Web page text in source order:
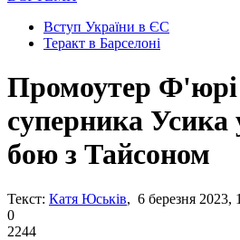
Вступ України в ЄС
Теракт в Барселоні
Промоутер Ф'юрі
суперника Усика
бою з Тайсоном
Текст: Катя Юськів, 6 березня 2023,
0
2244